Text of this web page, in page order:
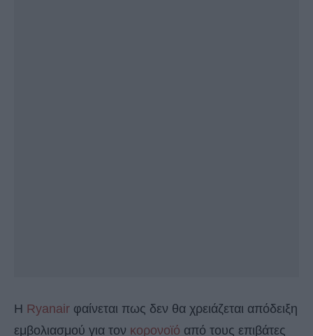
Η Ryanair φαίνεται πως δεν θα χρειάζεται απόδειξη
εμβολιασμού για τον κορονοϊό από τους επιβάτες